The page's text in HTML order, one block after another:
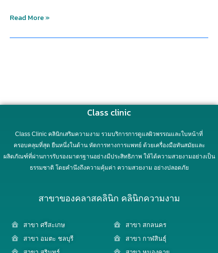
Read More »
Class clinic
Class Clinic คลินิกเสริมความงาม รวมบริการการดูแลผิวพรรณและใบหน้าที่
ครอบคลุมที่สุด ยืนหนึ่งในด้าน หัตการทางการแพทย์ ด้วยเครื่องมือทันสมัยและ
ผลิตภัณฑ์ที่ผ่านการรับรองมาตรฐานอย่างมีประสิทธิภาพ ให้ได้ความสวยงามอย่างเป็น
ธรรมชาติ โดยคำนึงถึงความคุ้มค่า ความสวยงาม อย่างปลอดภัย
สาขาของคลาสคลินิก คลินิกความงาม
สาขา ศรีสะเกษ
สาขา อมตะ ชลบุรี
สาขา สกลนคร
สาขา กาฬสินธุ์